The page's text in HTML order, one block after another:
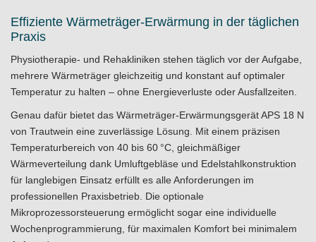
Effiziente Wärmeträger-Erwärmung in der täglichen
Praxis
Physiotherapie- und Rehakliniken stehen täglich vor der Aufgabe,
mehrere Wärmeträger gleichzeitig und konstant auf optimaler
Temperatur zu halten – ohne Energieverluste oder Ausfallzeiten.
Genau dafür bietet das Wärmeträger-Erwärmungsgerät APS 18 N
von Trautwein eine zuverlässige Lösung. Mit einem präzisen
Temperaturbereich von 40 bis 60 °C, gleichmäßiger
Wärmeverteilung dank Umluftgebläse und Edelstahlkonstruktion
für langlebigen Einsatz erfüllt es alle Anforderungen im
professionellen Praxisbetrieb. Die optionale
Mikroprozessorsteuerung ermöglicht sogar eine individuelle
Wochenprogrammierung, für maximalen Komfort bei minimalem